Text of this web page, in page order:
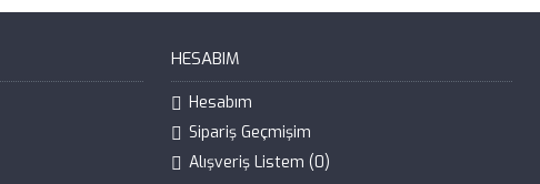
HESABIM
Hesabım
Sipariş Geçmişim
Alışveriş Listem (0)